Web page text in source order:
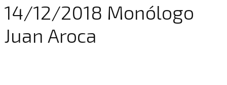
14/12/2018 Monólogo
Juan Aroca